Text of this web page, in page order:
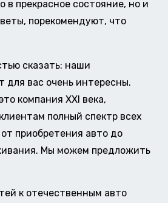
в прекрасное состояние, но и
порекомендуют, что
сказать: наши
для вас очень интересны.
компания XXI века,
полный спектр всех
приобретения авто до
Мы можем предложить
к отечественным авто